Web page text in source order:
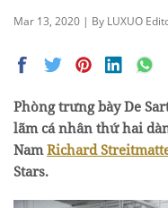
Mar 13, 2020 | By LUXUO
Phòng trưng bày De
lãm cá nhân thứ hai
NamRichard
Stars.